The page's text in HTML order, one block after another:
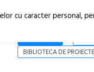
NOI
BIBLIOTECA DE PROIECTE
cu caracter personal,